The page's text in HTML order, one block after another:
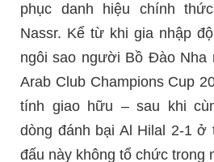
phục danh hiệu chính
Nassr. Kể từ khi gia nhập
ngôi sao người Bồ Đào Nha
Arab Club Champions Cup
tính giao hữu – sau khi
dòng đánh bại Al Hilal 2-1 ở
đấu này không tổ chức trong